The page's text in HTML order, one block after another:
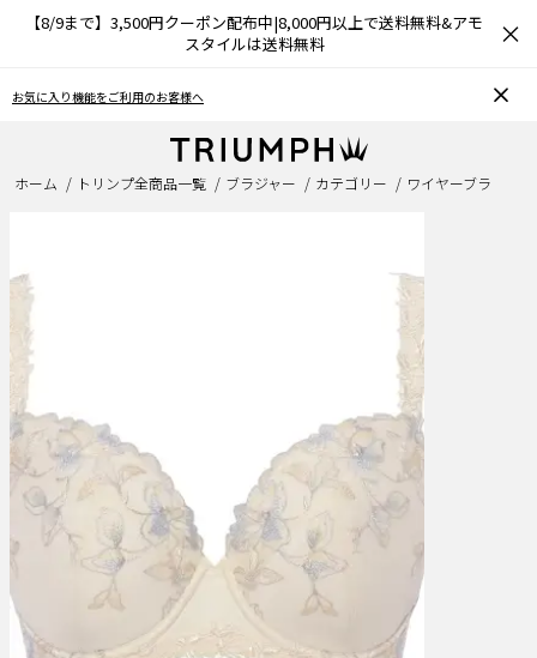
【8/9まで】3,500円クーポン配布中|8,000円以上で送料無料&アモ
スタイルは送料無料
×
お気に入り機能をご利用のお客様へ
ホーム トリンプ全商品一覧 ブラジャー カテゴリー ワイヤーブラ